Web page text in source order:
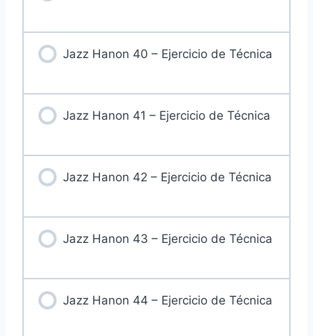
Jazz Hanon 40 – Ejercicio de Técnica
Jazz Hanon 41 – Ejercicio de Técnica
Jazz Hanon 42 – Ejercicio de Técnica
Jazz Hanon 43 – Ejercicio de Técnica
Jazz Hanon 44 – Ejercicio de Técnica